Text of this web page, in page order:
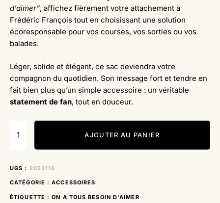
d’aimer”, affichez fièrement votre attachement à
Frédéric François tout en choisissant une solution
écoresponsable pour vos courses, vos sorties ou vos
balades.
Léger, solide et élégant, ce sac deviendra votre
compagnon du quotidien. Son message fort et tendre en
fait bien plus qu’un simple accessoire : un véritable
statement de fan, tout en douceur.
AJOUTER AU PANIER
UGS : 2023116
CATÉGORIE :ACCESSOIRES
ÉTIQUETTE :ON A TOUS BESOIN D'AIMER